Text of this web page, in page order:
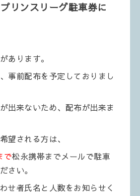
リンスリーグ駐車券に
があります。
事前配布を予定しておりまし
出来ないため、配布が出来ま
望される方は、
で松永携帯までメールで駐車
さい。
せ者氏名と人数をお知らせく